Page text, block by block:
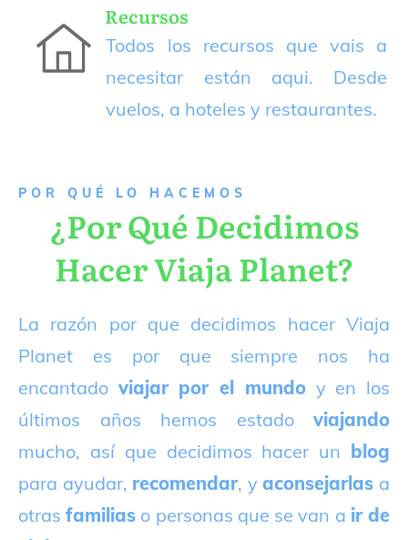
Recursos
Todos los recursos que vais a
necesitar están aqui. Desde
vuelos, a hoteles y restaurantes.
P OR QUÉ LO HACEMOS
¿Por Qué Decidimos
Hacer Viaja Planet?
La razón por que decidimos hacer Viaja
Planet es por que siempre nos ha
encantado viajar por el mundoy en los
últimos años hemos estado viajando
mucho, así que decidimos hacer un blog
para ayudar, recomendar, yaconsejarlas a
otrasfamilias o personas que se van a ir de